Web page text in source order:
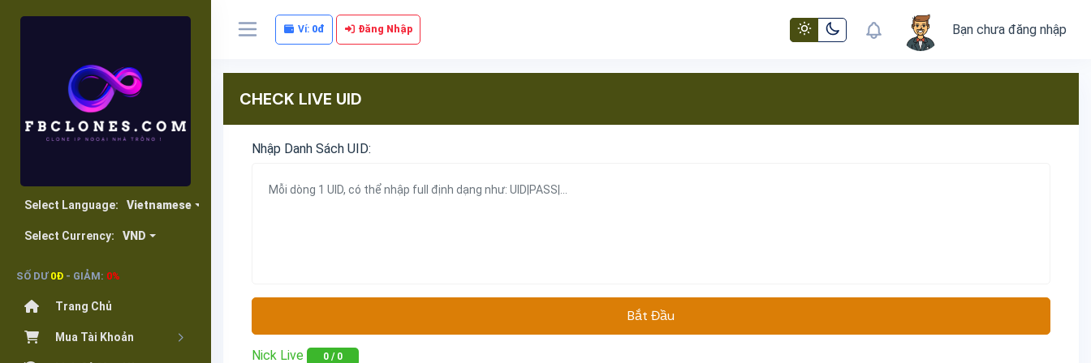
Select Language: Vietnamese
Select Currency: VND
SỐ DƯ 0Đ - GIẢM: 0%
Trang Chủ
Mua Tài Khoản
Ví: 0đ Đăng Nhập Bạn chưa đăng nhập
CHECK LIVE UID
Nhập Danh Sách UID:
Bắt Đầu
Nick Live 0 / 0